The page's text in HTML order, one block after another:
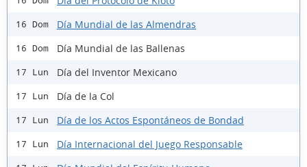
16 Dom Día Mundial de las Almendras
16 Dom Día Mundial de las Ballenas
17 Lun Día del Inventor Mexicano
17 Lun Día de la Col
17 Lun Día de los Actos Espontáneos de Bondad
17 Lun Día Internacional del Juego Responsable